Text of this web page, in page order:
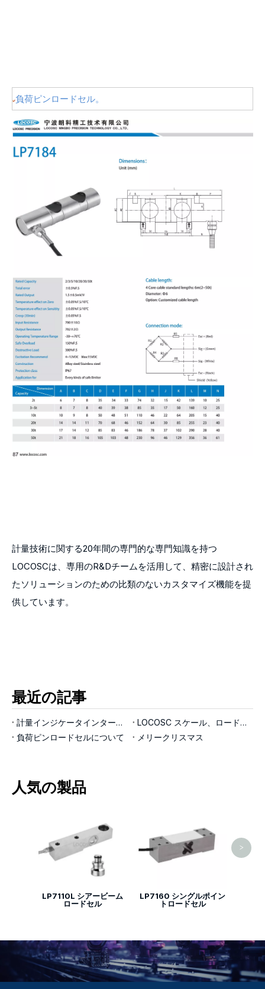
負荷ピンロードセル。
計量技術に関する20年間の専門的な専門知識を持つ
LOCOSCは、専用のR&Dチームを活用して、精密に設計され
たソリューションのための比類のないカスタマイズ機能を提
供しています。
最近の記事
計量インジケータインターフェイス
LOCOSC スケール、ロードセル、インジケーターの製造プロセスについて
負荷ピンロードセルについて
メリークリスマス
人気の製品
LP7110L シアービーム
ロードセル
LP7160 シングルポイン
トロードセル
>